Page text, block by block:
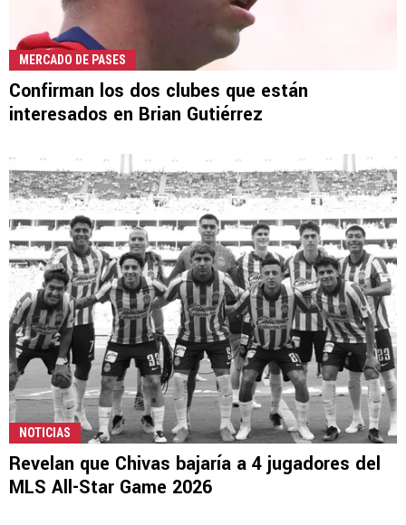
MERCADO DE PASES
Confirman los dos clubes que están
interesados en Brian Gutiérrez
NOTICIAS
Revelan que Chivas bajaría a 4 jugadores del
MLS All-Star Game 2026